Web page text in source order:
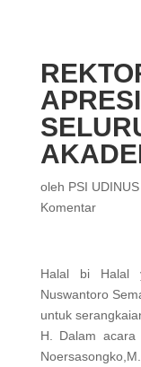
oleh PSI UDINUS
Komentar
Halal bi Halal
Nuswantoro
untuk
H. Dalam acara